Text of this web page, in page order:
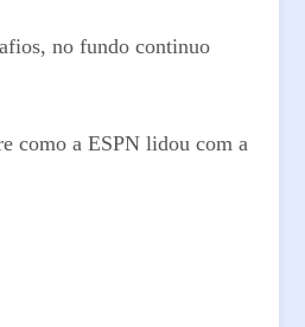
no fundo continuo
como a ESPN lidou com a